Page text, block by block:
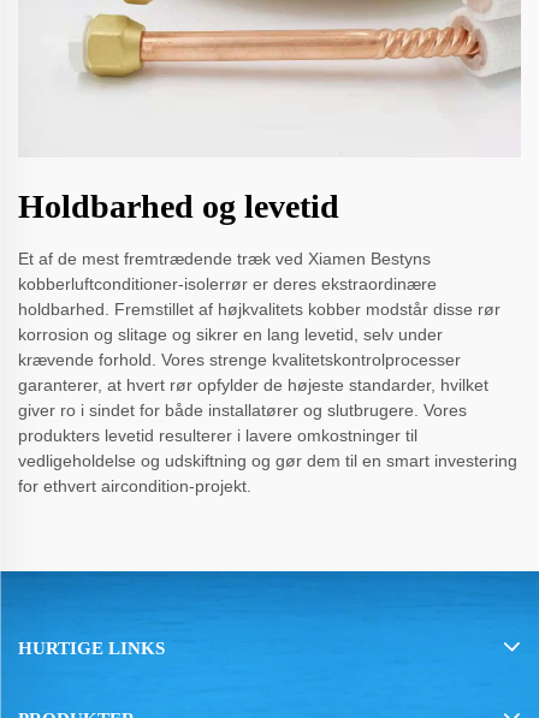
Holdbarhed og levetid
Et af de mest fremtrædende træk ved Xiamen Bestyns
kobberluftconditioner-isolerrør er deres ekstraordinære
holdbarhed. Fremstillet af højkvalitets kobber modstår disse rør
korrosion og slitage og sikrer en lang levetid, selv under
krævende forhold. Vores strenge kvalitetskontrolprocesser
garanterer, at hvert rør opfylder de højeste standarder, hvilket
giver ro i sindet for både installatører og slutbrugere. Vores
produkters levetid resulterer i lavere omkostninger til
vedligeholdelse og udskiftning og gør dem til en smart investering
for ethvert aircondition-projekt.
HURTIGE LINKS